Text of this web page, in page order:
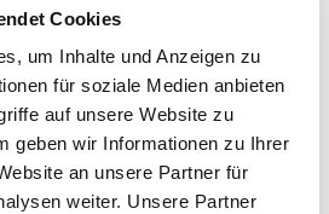
Cookies
um Inhalte und Anzeigen zu
für soziale Medien anbieten
auf unsere Website zu
geben wir Informationen zu Ihrer
an unsere Partner für
weiter. Unsere Partner